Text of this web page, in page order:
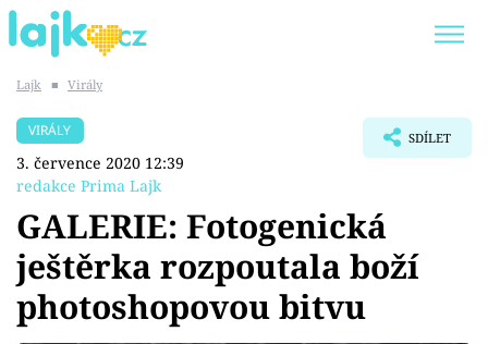
SHOPAHOLICADEL
Témata
Showbyznys
Lajk ■ Virály
VIRÁLY
3. července 2020 12:39
redakce Prima Lajk
SDÍLET
GALERIE: Fotogenická
ještěrka rozpoutala boží
photoshopovou bitvu